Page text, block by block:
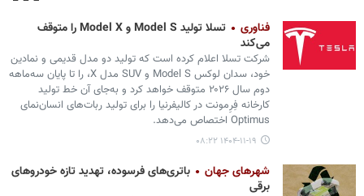
فناوری
تسلا تولید Model S و Model X را متوقف
می‌کند
شرکت تسلا اعلام کرده است که تولید دو مدل قدیمی و نمادین
خود، سدان لوکس Model S و SUV مدل X، را تا پایان سه‌ماهه
دوم سال ۲۰۲۶ متوقف خواهد کرد و به‌جای آن خط تولید
کارخانه فِرِمونت در کالیفرنیا را برای تولید ربات‌های انسان‌نمای
Optimus اختصاص می‌دهد.
۱۴۰۴-۱۱-۱۹ ۰۸:۲۲
شهرهای جهان
باتری‌های فرسوده، تهدید تازه خودروهای
برقی